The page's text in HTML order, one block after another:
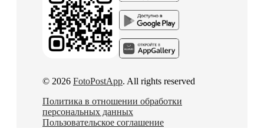
© 2026 FotoPostApp. All rights reserved
Политика в отношении обработки
персональных данных
Пользовательское соглашение